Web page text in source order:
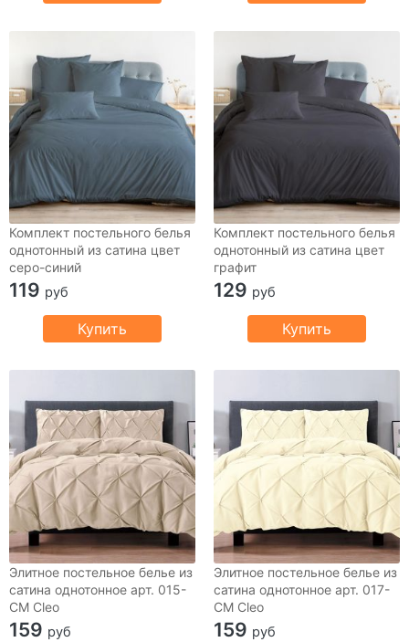
Комплект постельного белья
однотонный из сатина цвет
серо-синий
119 руб
Купить
Комплект постельного белья
однотонный из сатина цвет
графит
129 руб
Купить
Элитное постельное белье из
сатина однотонное арт. 015-
CM Cleo
159 руб
Элитное постельное белье из
сатина однотонное арт. 017-
CM Cleo
159 руб